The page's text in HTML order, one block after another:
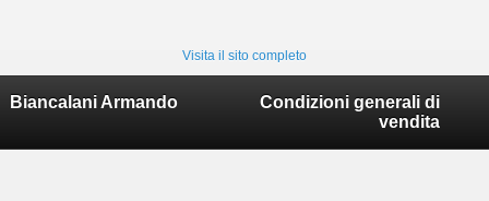
Visita il sito completo
Biancalani Armando
Condizioni generali di
vendita